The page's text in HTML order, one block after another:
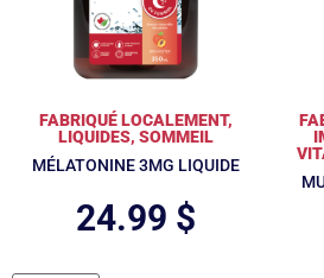
FABRIQUÉ LOCALEMENT,
LIQUIDES, SOMMEIL
MÉLATONINE 3MG LIQUIDE
24.99 $